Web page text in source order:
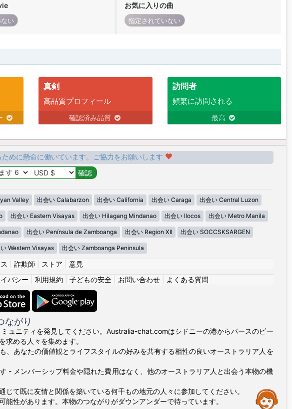
い
お気に入りの曲
指定されていない
真剣
高品質プロフィール
確認済み品質
訪問者
頻繁に訪問される
最高
めに懸命に働いています。ご協力をお願いします
Valley 出会い Calabarzon 出会い California 出会い Caraga 出会い Central Luzon
出会い Eastern Visayas 出会い Hilagang Mindanao 出会い Ilocos 出会い Metro Manila
出会い Península de Zamboanga 出会い Region XII 出会い SOCCSKSARGEN
Western Visayas 出会い Zamboanga Peninsula
詐欺師 ストア
意見
バシー 利用規約 子どもの安全| お問い合わせ| よくある質問
ながり
ュニティを発見してください。Australia-chat.comはシドニーの港からパースのビー
める人々を集めます。
あなたの価値観とライフスタイルの好みを共有する相性の良いオーストラリア人を
- メンバーシップ料金や隠れた費用はなく、他のオーストラリア人と出会う本物の機
て既に友情と関係を築いている何千もの地元の人々に参加してください。
性があります。本物のつながりがダウンアンダーで待っています。
Assistance